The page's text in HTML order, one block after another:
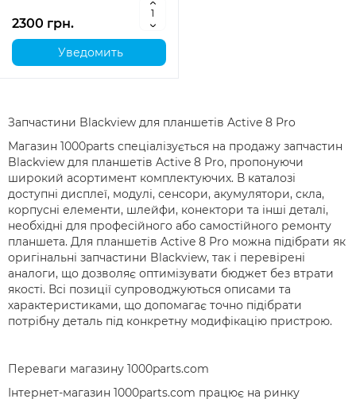
2300 грн.
Уведомить
Запчастини Blackview для планшетів Active 8 Pro
Магазин 1000parts спеціалізується на продажу запчастин
Blackview для планшетів Active 8 Pro, пропонуючи
широкий асортимент комплектуючих. В каталозі
доступні дисплеї, модулі, сенсори, акумулятори, скла,
корпусні елементи, шлейфи, конектори та інші деталі,
необхідні для професійного або самостійного ремонту
планшета. Для планшетів Active 8 Pro можна підібрати як
оригінальні запчастини Blackview, так і перевірені
аналоги, що дозволяє оптимізувати бюджет без втрати
якості. Всі позиції супроводжуються описами та
характеристиками, що допомагає точно підібрати
потрібну деталь під конкретну модифікацію пристрою.
Переваги магазину 1000parts.com
Інтернет-магазин 1000parts.com працює на ринку